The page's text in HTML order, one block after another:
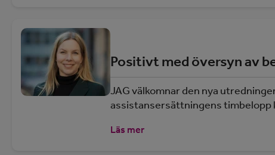
Positivt med översyn av
JAG välkomnar den nya
assistansersättningens timbelopp
Läs mer